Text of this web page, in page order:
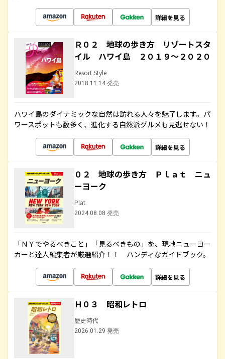
詳細を見る
Ｒ０２ 地球の歩き方 リゾートスタ
イル ハワイ島 ２０１９～２０２０
Resort Style
2018.11.14 発売
ハワイ島のダイナミックな自然は訪れる人々を魅了します。パ
ワースポットも数多く、進化する自然派グルメも見逃せない！
詳細を見る
０２ 地球の歩き方 Ｐｌａｔ ニュ
ーヨーク
Plat
2024.08.08 発売
「ＮＹでやるべきこと」「見るべきもの」を、現地ニューヨー
カーと達人編集者が厳選紹介！！ ハンディなガイドブック。
詳細を見る
Ｈ０３ 昭和レトロ
歴史時代
2026.01.29 発売